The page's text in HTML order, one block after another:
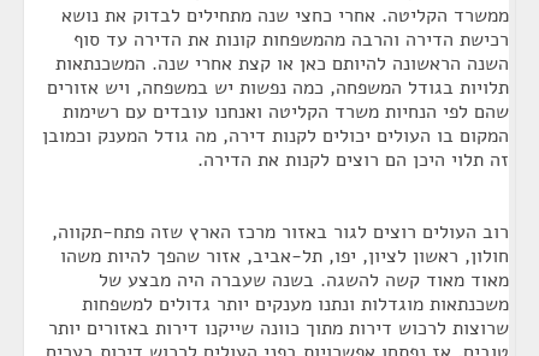
ממשרד הקליטה. אחרי כחצי שנה מתחילים לבדוק את נושא
רכישת הדירה והרבה מהמשפחות קונות את הדירה עד סוף
השנה הראשונה להיותם כאן או קצת אחרי שנה. המשכנתאות
תלויות בגודל המשפחה, כמה נפשות יש במשפחה, ויש אזורים
שהם לפי הנחיות משרד הקליטה ואנחנו עובדים עם רשימות
המקום בו העולים יכולים לקנות דירה, מה גודל המענק וכמובן
זה תלוי היכן הם רוצים לקנות את הדירה.
רוב העולים רוצים לגור באזור מרכז הארץ שזה פתח-תקווה,
חולון, ראשון לציון, יפו, תל-אביב, אזור שהפך להיות משהו
מאוד מאוד קשה להשגה. בשנה שעברה היה מבצע של
משכנתאות מוגדלות ונתנו מענקים יותר גדולים למשפחות
שרוצות לרכוש דירות מתוך כוונה שייקנו דירות באזורים יותר